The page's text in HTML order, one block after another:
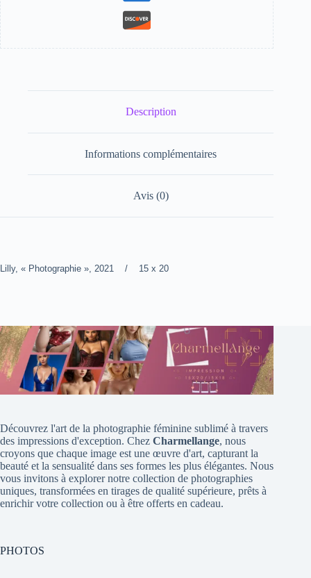
Description
Informations complémentaires
Avis (0)
Lilly, « Photographie », 2021 / 15 x 20
Découvrez l'art de la photographie féminine sublimé à travers
des impressions d'exception. Chez Charmellange, nous
croyons que chaque image est une œuvre d'art, capturant la
beauté et la sensualité dans ses formes les plus élégantes. Nous
vous invitons à explorer notre collection de photographies
uniques, transformées en tirages de qualité supérieure, prêts à
enrichir votre collection ou à être offerts en cadeau.
PHOTOS